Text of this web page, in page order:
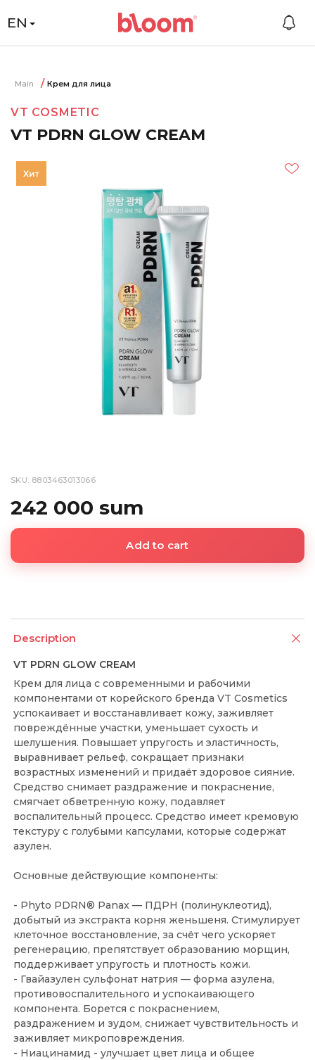
EN
Main Крем для лица
VT COSMETIC
VT PDRN GLOW CREAM
SKU: 8803463013066
242 000 sum
Add to cart
Description
VT PDRN GLOW CREAM
Крем для лица с современными и рабочими
компонентами от корейского бренда VT Cosmetics
успокаивает и восстанавливает кожу, заживляет
повреждённые участки, уменьшает сухость и
шелушения. Повышает упругость и эластичность,
выравнивает рельеф, сокращает признаки
возрастных изменений и придаёт здоровое сияние.
Средство снимает раздражение и покраснение,
смягчает обветренную кожу, подавляет
воспалительный процесс. Средство имеет кремовую
текстуру с голубыми капсулами, которые содержат
азулен.
Основные действующие компоненты:
- Phyto PDRN® Panax — ПДРН (полинуклеотид),
добытый из экстракта корня женьшеня. Стимулирует
клеточное восстановление, за счёт чего ускоряет
регенерацию, препятствует образованию морщин,
поддерживает упругость и плотность кожи.
- Гвайазулен сульфонат натрия — форма азулена,
противовоспалительного и успокаивающего
компонента. Борется с покраснением,
раздражением и зудом, снижает чувствительность и
заживляет микроповреждения.
- Ниацинамид - улучшает цвет лица и общее